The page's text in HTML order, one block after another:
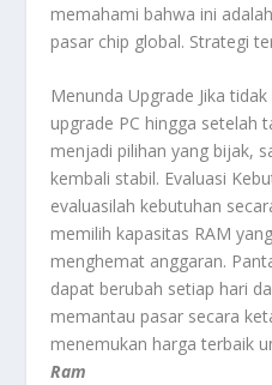
memahami bahwa ini
pasar chip global. Strategi
Menunda Upgrade Jika
upgrade PC hingga setelah
menjadi pilihan yang bijak,
kembali stabil. Evaluasi
evaluasilah kebutuhan
memilih kapasitas RAM
menghemat anggaran.
dapat berubah setiap hari
memantau pasar secara
menemukan harga terbaik
Ram